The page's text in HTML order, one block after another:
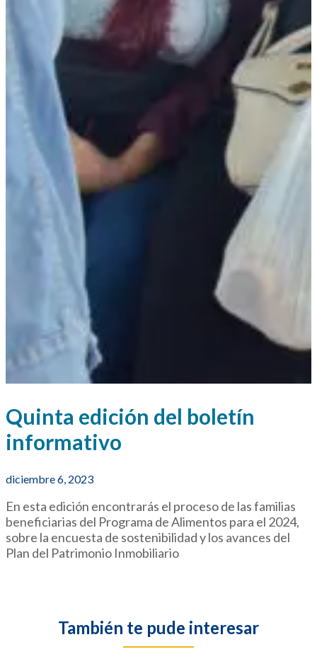
Quinta edición del boletín
informativo
diciembre 6, 2023
En esta edición encontrarás el proceso de las familias
beneficiarias del Programa de Alimentos para el 2024,
sobre la encuesta de sostenibilidad y los avances del
Plan del Patrimonio Inmobiliario
También te pude interesar